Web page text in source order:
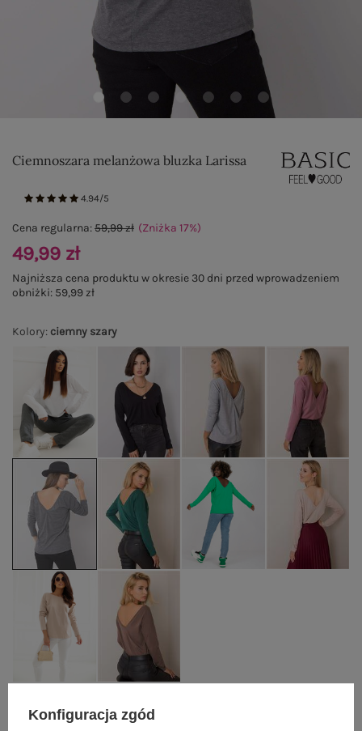
Ciemnoszara melanżowa bluzka Larissa
4.94/5
Kolory: ciemny szary
Cena regularna:59,99 zł (Zniżka 17%)
49,99 zł
Najniższa cena produktu w okresie 30 dni przed wprowadzeniem
obniżki: 59,99 zł
Konfiguracja zgód